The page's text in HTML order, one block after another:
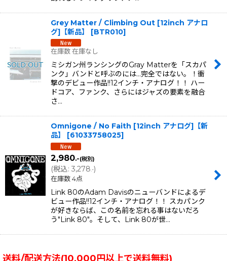
Grey Matter / Climbing Out [12inch アナロ
グ]【新品】
[BTR010]
在庫数 在庫なし
ミシガン州ランシングのGray Matterを「スカパ
ンク」バンドと呼ぶのには...完全ではない。！衝
撃のデビュー作品!!12インチ・アナログ！！ ハー
ドコア、ファンク、さらにはジャズの要素を融合
さ…
Omnigone / No Faith [12inch アナログ]【新
品】
[61033758025]
2,980.-(税別)
(税込: 3,278.-)
在庫数 4点
Link 80のAdam Davisのニューバンドによるデ
ビュー作品!!12インチ・アナログ！！ スカパンク
が好きならば、この名前を忘れる事はないだろ
う"Link 80"。そして、Link 80が世…
送料/配送方法(10,000円以上で送料無料)